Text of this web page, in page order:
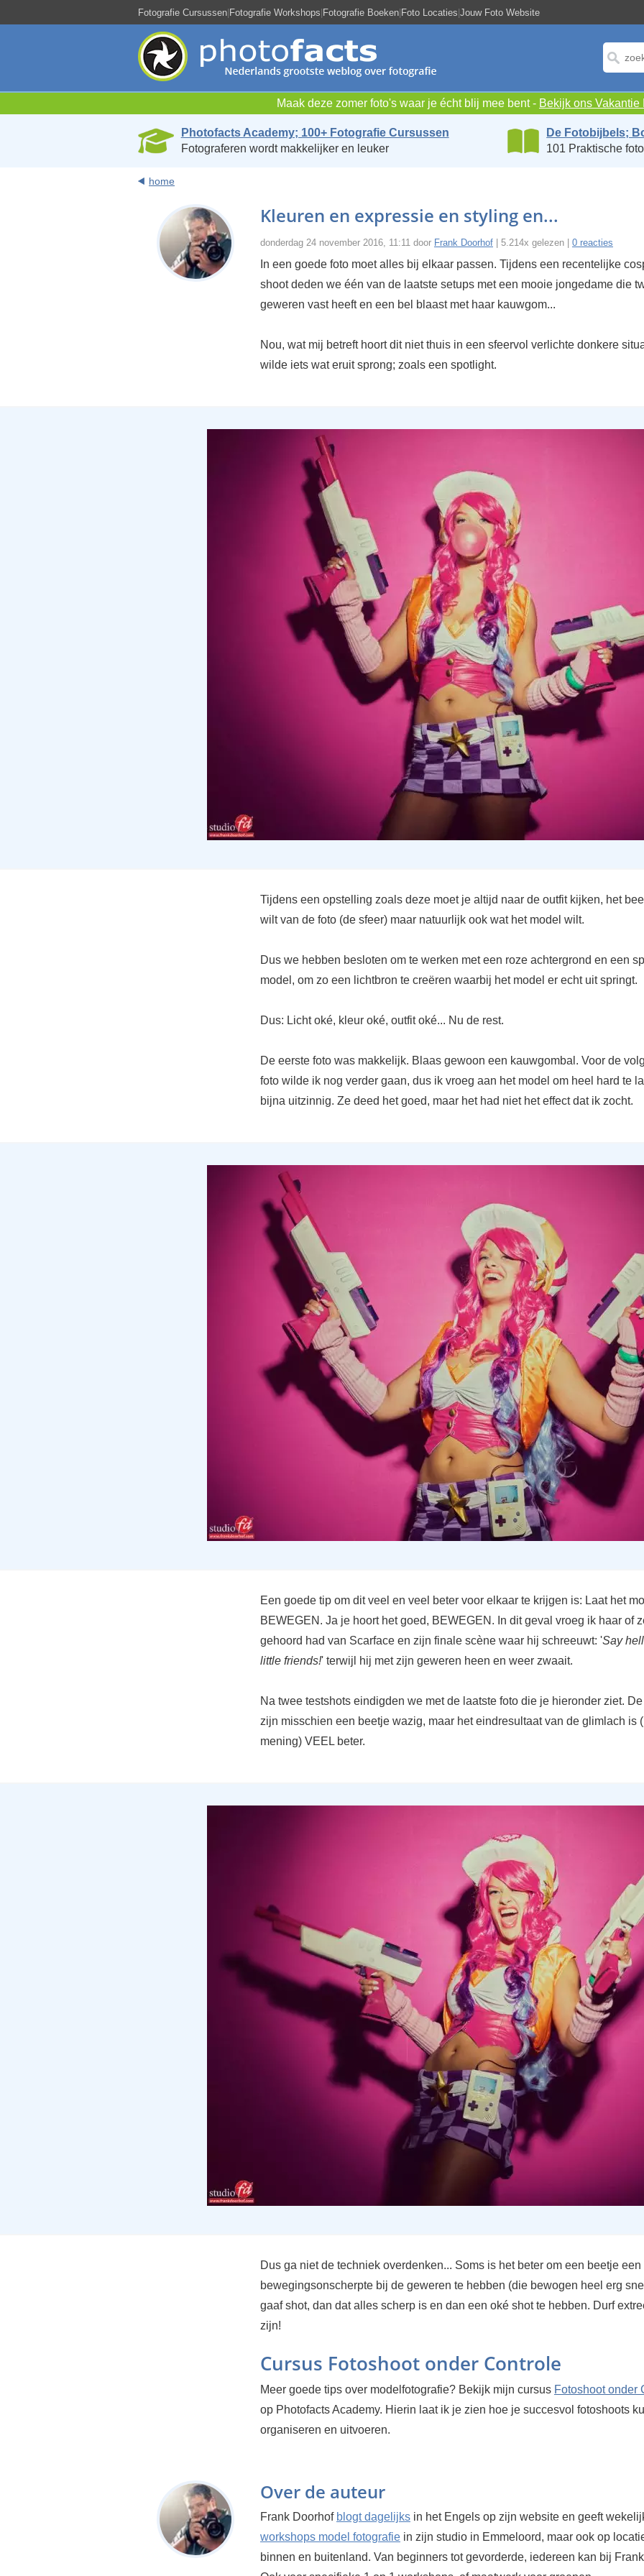
Fotografie Cursussen|Fotografie Workshops|Fotografie Boeken|Foto Locaties|Jouw Foto Website
Maak deze zomer foto's waar je écht blij mee bent - Bekijk ons Vakantie
Photofacts Academy; 100+ Fotografie Cursussen
Fotograferen wordt makkelijker en leuker
De Fotobijbels;
101 Praktische
home
Kleuren en expressie en styling en...
donderdag 24 november 2016, 11:11 door Frank Doorhof | 5.214x gelezen | 0 reacties
In een goede foto moet alles bij elkaar passen. Tijdens een recentelijke
shoot deden we één van de laatste setups met een mooie jongedame die
geweren vast heeft en een bel blaast met haar kauwgom...
Nou, wat mij betreft hoort dit niet thuis in een sfeervol verlichte donkere
wilde iets wat eruit sprong; zoals een spotlight.
Tijdens een opstelling zoals deze moet je altijd naar de outfit kijken, het
wilt van de foto (de sfeer) maar natuurlijk ook wat het model wilt.
Dus we hebben besloten om te werken met een roze achtergrond en een
model, om zo een lichtbron te creëren waarbij het model er echt uit springt.
Dus: Licht oké, kleur oké, outfit oké... Nu de rest.
De eerste foto was makkelijk. Blaas gewoon een kauwgombal. Voor de
foto wilde ik nog verder gaan, dus ik vroeg aan het model om heel hard te
bijna uitzinnig. Ze deed het goed, maar het had niet het effect dat ik zocht.
Een goede tip om dit veel en veel beter voor elkaar te krijgen is: Laat het
BEWEGEN. Ja je hoort het goed, BEWEGEN. In dit geval vroeg ik haar of
gehoord had van Scarface en zijn finale scène waar hij schreeuwt: 'Say
little friends!' terwijl hij met zijn geweren heen en weer zwaait.
Na twee testshots eindigden we met de laatste foto die je hieronder ziet.
zijn misschien een beetje wazig, maar het eindresultaat van de glimlach is
mening) VEEL beter.
Dus ga niet de techniek overdenken... Soms is het beter om een beetje
bewegingsonscherpte bij de geweren te hebben (die bewogen heel erg
gaaf shot, dan dat alles scherp is en dan een oké shot te hebben. Durf
zijn!
Cursus Fotoshoot onder Controle
Meer goede tips over modelfotografie? Bekijk mijn cursus Fotoshoot onder
op Photofacts Academy. Hierin laat ik je zien hoe je succesvol fotoshoots
organiseren en uitvoeren.
Over de auteur
Frank Doorhof blogt dagelijks in het Engels op zijn website en geeft
workshops model fotografie in zijn studio in Emmeloord, maar ook op
binnen en buitenland. Van beginners tot gevorderde, iedereen kan bij